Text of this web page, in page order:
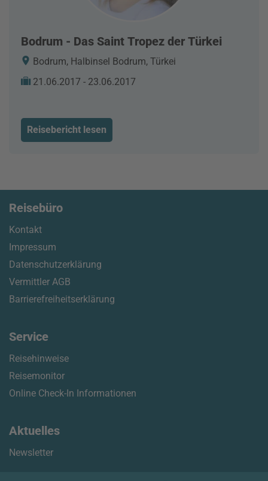
Bodrum - Das Saint Tropez der Türkei
Bodrum, Halbinsel Bodrum, Türkei
21.06.2017 - 23.06.2017
Reisebericht lesen
Reisebüro
Kontakt
Impressum
Datenschutzerklärung
Vermittler AGB
Barrierefreiheitserklärung
Service
Reisehinweise
Reisemonitor
Online Check-In Informationen
Aktuelles
Newsletter